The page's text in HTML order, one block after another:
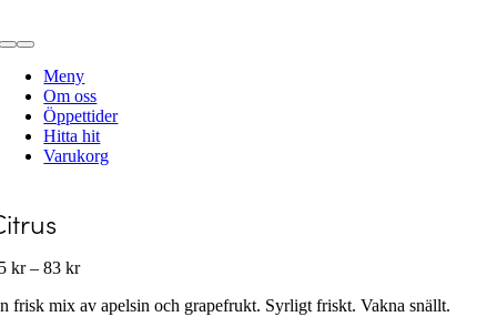
till
Toggle
Navigation
Meny
Om oss
Öppettider
Hitta hit
Varukorg
kr – 83krPrisintervall:
till
frisk mix av apelsin och grapefrukt. Syrligt friskt. Vakna snällt.